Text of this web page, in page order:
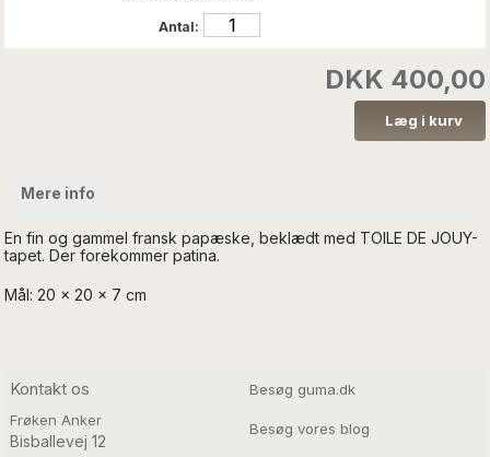
Antal:
DKK 400,00
Mere info
En fin og gammel fransk papæske, beklædt med TOILE DE JOUY-
tapet. Der forekommer patina.
Mål: 20 x 20 x 7 cm
Kontakt os
Frøken Anker
Bisballevej 12
Besøg guma.dk
Besøg vores blog